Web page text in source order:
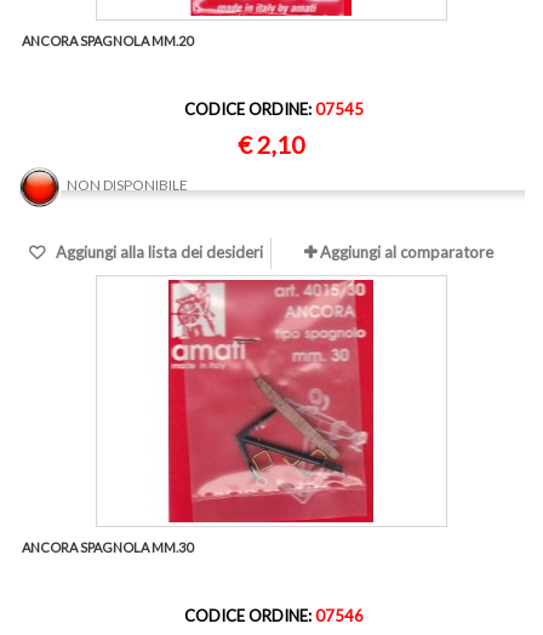
ANCORA SPAGNOLA MM.20
CODICE ORDINE:07545
€ 2,10
NON DISPONIBILE
Aggiungi alla lista dei desideri Aggiungi al comparatore
ANCORA SPAGNOLA MM.30
CODICE ORDINE:07546